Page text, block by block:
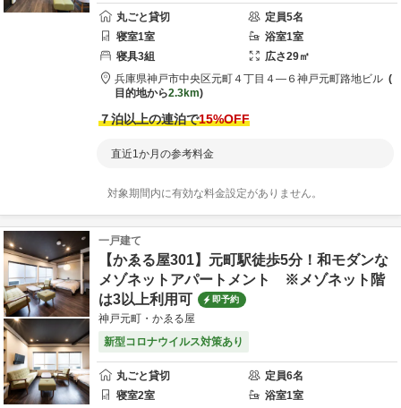
丸ごと貸切 定員5名
寝室1室 浴室1室
寝具3組 広さ29㎡
兵庫県神戸市中央区元町４丁目４―６ 神戸元町路地ビル
目的地から2.3km
７泊以上の連泊で15%OFF
直近1か月の参考料金
対象期間内に有効な料金設定がありません。
一戸建て
【かゑる屋301】元町駅徒歩5分！和モダンな
メゾネットアパートメント ※メゾネット階
は3以上利用可
即予約
神戸元町・かゑる屋
新型コロナウイルス対策あり
丸ごと貸切 定員6名
寝室2室 浴室1室